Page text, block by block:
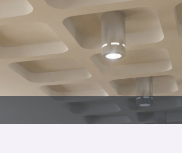
Schadeverzekeringen
Arbeidsongeschiktheid
Ondernemers
Werkgevers
ZZP-er